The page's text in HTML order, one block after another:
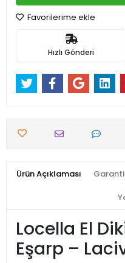
Favorilerime ekle
Hızlı Gönderi
Ürün Açıklaması
Locella El
Eşarp –